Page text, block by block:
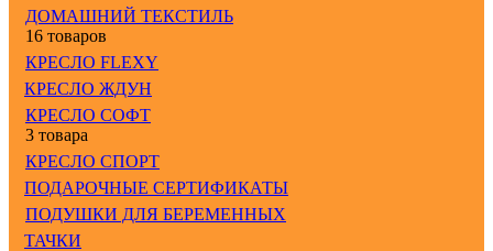
ДОМАШНИЙ ТЕКСТИЛЬ
16 товаров
КРЕСЛО FLEXY
КРЕСЛО ЖДУН
КРЕСЛО СОФТ
3 товара
КРЕСЛО СПОРТ
ПОДАРОЧНЫЕ СЕРТИФИКАТЫ
ПОДУШКИ ДЛЯ БЕРЕМЕННЫХ
ТАЧКИ